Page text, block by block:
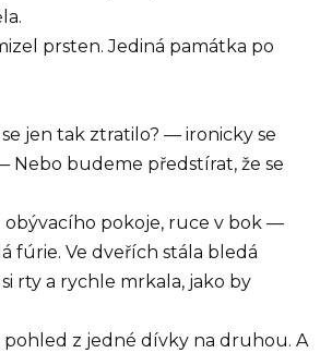
prsten. Jediná památka po
jen tak ztratilo? — ironicky se
Nebo budeme předstírat, že se
obývacího pokoje, ruce v bok —
fúrie. Ve dveřích stála bledá
rty a rychle mrkala, jako by
pohled z jedné dívky na druhou. A